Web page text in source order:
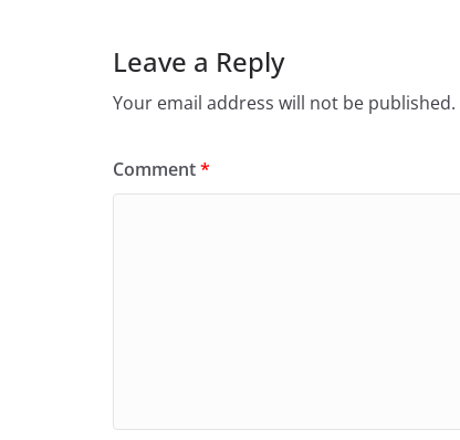
Leave a Reply
Your email address will not be published.
Comment*